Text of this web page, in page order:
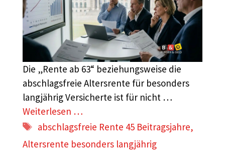
Die „Rente ab 63“ beziehungsweise die
abschlagsfreie Altersrente für besonders
langjährig Versicherte ist für nicht …
Weiterlesen …
Schlagwörter
abschlagsfreie Rente 45 Beitragsjahre,
Altersrente besonders langjährig